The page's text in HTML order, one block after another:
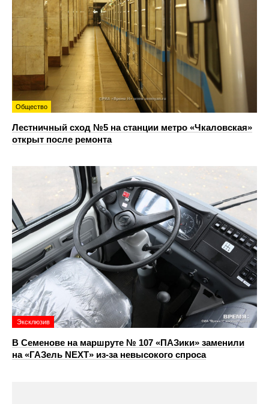
Общество
Лестничный сход №5 на станции метро «Чкаловская»
открыт после ремонта
Эксклюзив
В Семенове на маршруте № 107 «ПАЗики» заменили
на «ГАЗель NEXT» из‑за невысокого спроса